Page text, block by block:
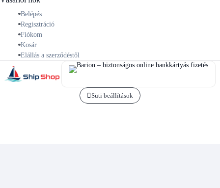
Belépés
Regisztráció
Fiókom
Kosár
Elállás a szerződéstől
Süti beállítások